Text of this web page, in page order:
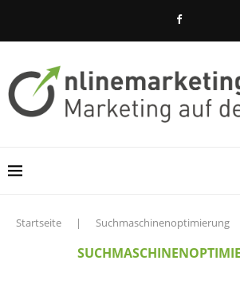
Startseite | Suchmaschinenoptimierung